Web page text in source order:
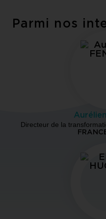
Parmi nos
Directeur de la